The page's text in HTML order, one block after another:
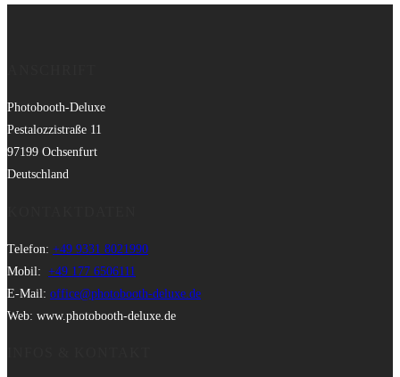
Photobooth-Deluxe
Pestalozzistraße 11
97199 Ochsenfurt
Deutschland
Telefon: +49 9331 8021990
Mobil: +49 177 6506111
E-Mail: office@photobooth-deluxe.de
Web: www.photobooth-deluxe.de